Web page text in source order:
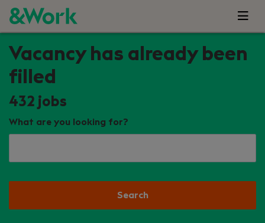
Vacancy has already been
filled
432 jobs
What are you looking for?
Search